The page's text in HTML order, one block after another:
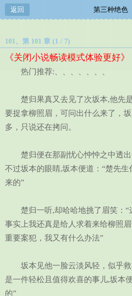
返回 第三种绝色
101、第 101 章 (1 / 7)
《关闭小说畅读模式体验更好》
热门推荐:、、、、、、、
楚归果真又去见了次坂本,他先是
要捉拿柳照眉，可问出什么来了，
多，只说还在拷问。
楚归便在那副忧心忡忡之中透出
不过坂本的眼睛,坂本便道：“楚先
来的”
楚归一听,却哈哈地挑了眉笑：“
事实上我还真是给人求着来给柳照
重要案犯，我又有什么办法”
坂本见他一脸云淡风轻，似乎救
是一件轻松且值得欢喜的事儿,坂本
的”